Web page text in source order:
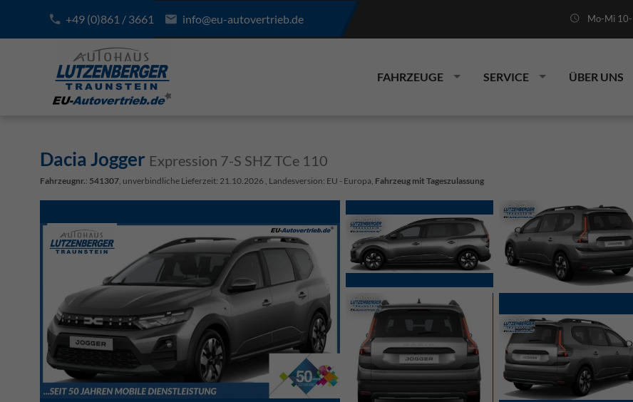
+49 (0)861 / 3661 info@eu-autovertrieb.de Mo-Mi 10-
FAHRZEUGE SERVICE ÜBER UNS
Dacia Jogger Expression 7-S SHZ TCe 110
Fahrzeugnr.: 541307 , unverbindliche Lieferzeit: 21.10.2026 , Landesversion: EU - Europa, Fahrzeug mit Tageszulassung